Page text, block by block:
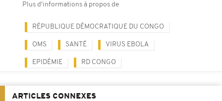
Plus d'informations à propos de
RÉPUBLIQUE DÉMOCRATIQUE DU CONGO
OMS SANTÉ VIRUS EBOLA
EPIDÉMIE RD CONGO
ARTICLES CONNEXES